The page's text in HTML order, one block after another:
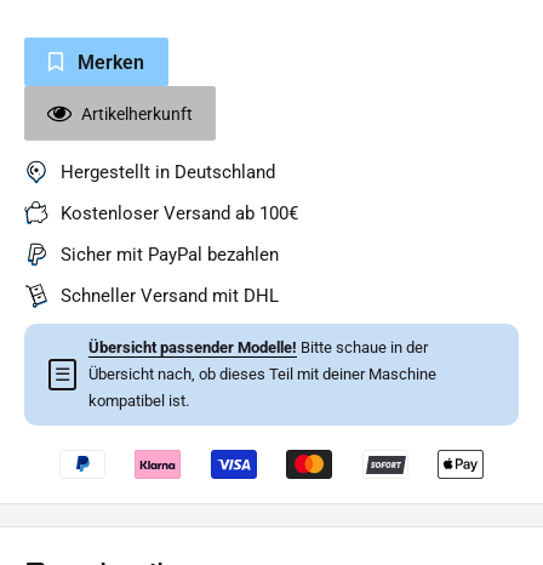
Merken
Artikelherkunft
Hergestellt in Deutschland
Kostenloser Versand ab 100€
Sicher mit PayPal bezahlen
Schneller Versand mit DHL
☰
Übersicht passender Modelle! Bitte schaue in der
Übersicht nach, ob dieses Teil mit deiner Maschine
kompatibel ist.